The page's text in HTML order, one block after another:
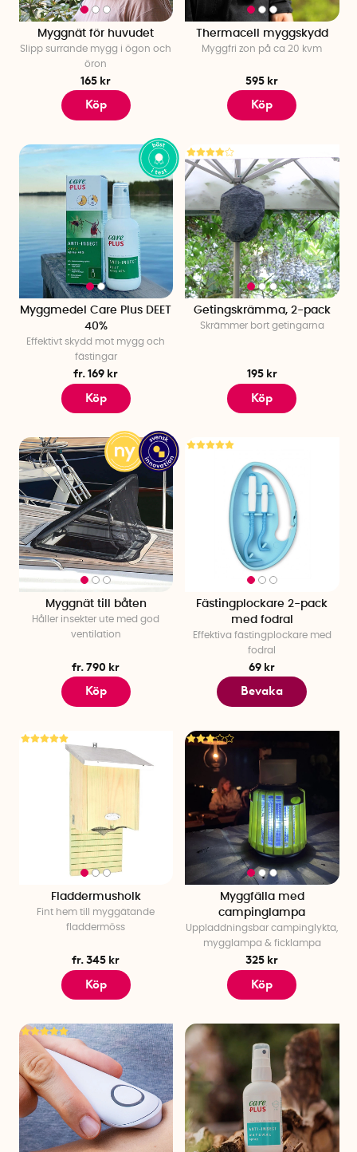
Myggnät för huvudet
Slipp surrande mygg i ögon och
öron
165 kr
Köp
Thermacell myggskydd
Myggfri zon på ca 20 kvm
595 kr
Köp
Myggmedel Care Plus DEET
40%
Effektivt skydd mot mygg och
fästingar
fr. 169 kr
Köp
Getingskrämma, 2-pack
Skrämmer bort getingarna
195 kr
Köp
Myggnät till båten
Håller insekter ute med god
ventilation
fr. 790 kr
Köp
Fästingplockare 2-pack
med fodral
Effektiva fästingplockare med
fodral
69 kr
Bevaka
Fladdermusholk
Fint hem till myggätande
fladdermöss
fr. 345 kr
Köp
Myggfälla med
campinglampa
Uppladdningsbar campinglykta,
mygglampa & ficklampa
325 kr
Köp